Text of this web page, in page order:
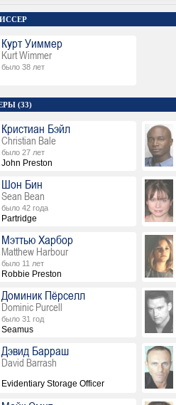
Курт Уиммер
Kurt Wimmer
было 38 лет
(33)
Кристиан Бэйл
Christian Bale
было 27 лет
John Preston
Шон Бин
Sean Bean
было 42 года
Partridge
Мэттью Харбор
Matthew Harbour
было 11 лет
Robbie Preston
Доминик Пёрселл
Dominic Purcell
было 31 год
Seamus
Дэвид Барраш
David Barrash
Evidentiary Storage Officer